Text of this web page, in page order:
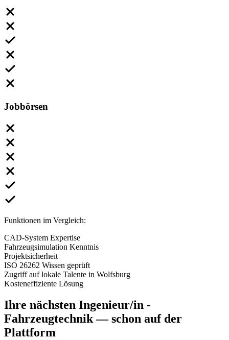
Jobbörsen
Funktionen im Vergleich:
CAD-System Expertise
Fahrzeugsimulation Kenntnis
Projektsicherheit
ISO 26262 Wissen geprüft
Zugriff auf lokale Talente in Wolfsburg
Kosteneffiziente Lösung
Ihre nächsten Ingenieur/in -
Fahrzeugtechnik— schon auf der
Plattform